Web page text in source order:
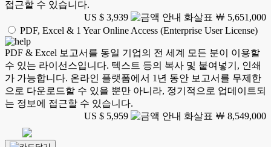
접근할 수 있습니다.
US $ 3,939
￦ 5,651,000
PDF, Excel & 1 Year Online Access (Enterprise User License)
PDF & Excel 보고서를 동일 기업의 전 세계 모든 분이 이용할
수 있는 라이선스입니다. 텍스트 등의 복사 및 붙여넣기, 인쇄
가 가능합니다. 온라인 플랫폼에서 1년 동안 보고서를 무제한
으로 다운로드할 수 있을 뿐만 아니라, 정기적으로 업데이트되
는 정보에 접근할 수 있습니다.
US $ 5,959
￦ 8,549,000